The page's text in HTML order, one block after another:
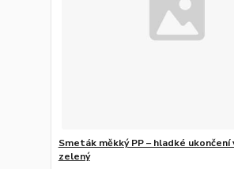
Smeták měkký PP – hladké ukončení
zelený